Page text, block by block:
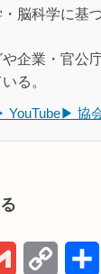
脳科学に基
企業・官公
る。
YouTube▶ 協